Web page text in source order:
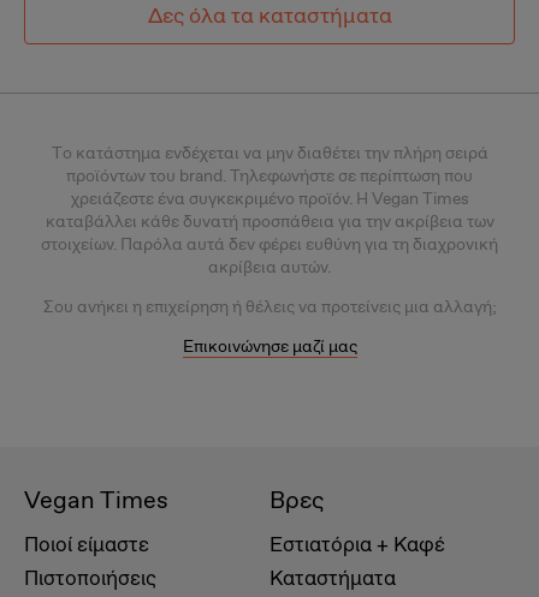
Δες όλα τα καταστήματα
Tο κατάστημα ενδέχεται να μην διαθέτει την πλήρη σειρά
προϊόντων του brand. Τηλεφωνήστε σε περίπτωση που
χρειάζεστε ένα συγκεκριμένο προϊόν. Η Vegan Times
καταβάλλει κάθε δυνατή προσπάθεια για την ακρίβεια των
στοιχείων. Παρόλα αυτά δεν φέρει ευθύνη για τη διαχρονική
ακρίβεια αυτών.
Σου ανήκει η επιχείρηση ή θέλειςνα προτείνεις μια αλλαγή;
Επικοινώνησε μαζί μας
Vegan Times
Ποιοί είμαστε
Πιστοποιήσεις
Βρες
Εστιατόρια + Καφέ
Καταστήματα